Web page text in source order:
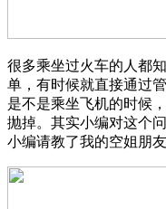
很多乘坐过火车的人都
单，有时候就直接通过
是不是乘坐飞机的时候
抛掉。其实小编对这个
小编请教了我的空姐朋